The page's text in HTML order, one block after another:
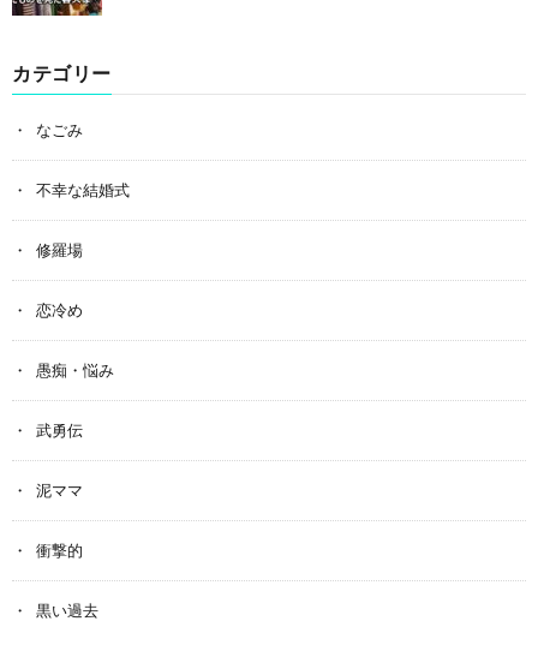
カテゴリー
なごみ
不幸な結婚式
修羅場
恋冷め
愚痴・悩み
武勇伝
泥ママ
衝撃的
黒い過去